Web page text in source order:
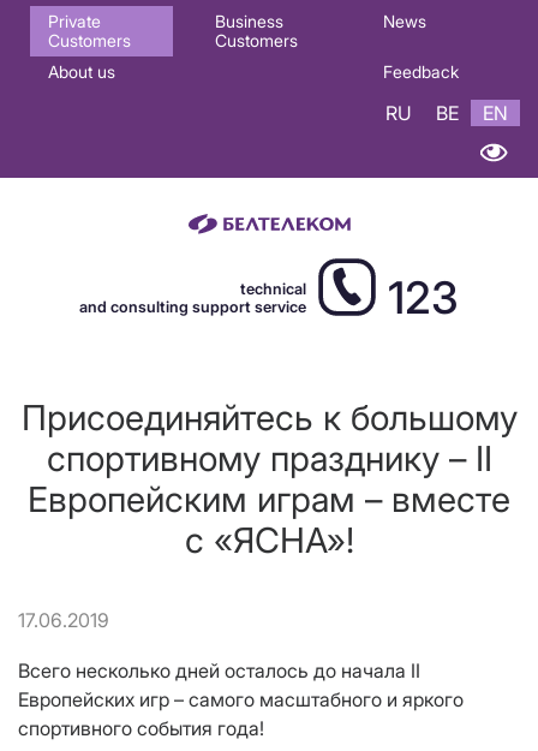
Основная
навигация
Private
Customers
Business
Customers
News
About us Feedback
RU BE EN
technical
and consulting support service
123
Присоединяйтесь к большому
спортивному празднику – II
Европейским играм – вместе
с «ЯСНА»!
17.06.2019
Всего несколько дней осталось до начала II
Европейских игр – самого масштабного и яркого
спортивного события года!